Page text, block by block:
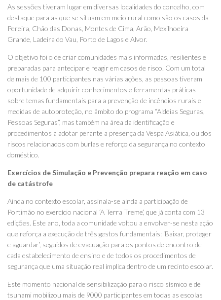
As sessões tiveram lugar em diversas localidades do concelho, com
destaque para as que se situam em meio rural como são os casos da
Pereira, Chão das Donas, Montes de Cima, Arão, Mexilhoeira
Grande, Ladeira do Vau, Porto de Lagos e Alvor.
O objetivo foi o de criar comunidades mais informadas, resilientes e
preparadas para antecipar e reagir em casos de risco. Com um total
de mais de 100 participantes nas várias ações, as pessoas tiveram
oportunidade de adquirir conhecimentos e ferramentas práticas
sobre temas fundamentais para a prevenção de incêndios rurais e
medidas de autoproteção, no âmbito do programa “Aldeias Seguras,
Pessoas Seguras”, mas também na área da identificação e
procedimentos a adotar perante a presença da Vespa Asiática, ou dos
riscos relacionados com burlas e reforço da segurança no contexto
doméstico.
Exercícios de Simulação e Prevenção prepara reação em caso
de catástrofe
Ainda no contexto escolar, assinala-se ainda a participação de
Portimão no exercício nacional ‘A Terra Treme’, que já conta com 13
edições. Este ano, toda a comunidade voltou a envolver-se nesta ação
que reforça a execução de três gestos fundamentais: ‘Baixar, proteger
e aguardar’, seguidos de evacuação para os pontos de encontro de
cada estabelecimento de ensino e de todos os procedimentos de
segurança que uma situação real implica dentro de um recinto escolar.
Este momento nacional de sensibilização para o risco sísmico e de
tsunami mobilizou mais de 9000 participantes em todas as escolas